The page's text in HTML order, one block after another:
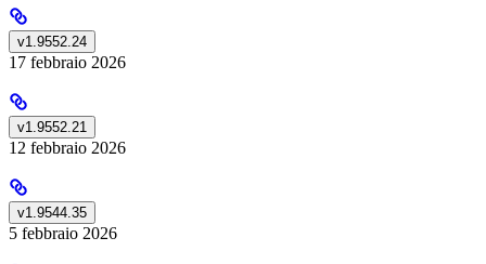
v1.9552.24
17 febbraio 2026
v1.9552.21
12 febbraio 2026
v1.9544.35
5 febbraio 2026